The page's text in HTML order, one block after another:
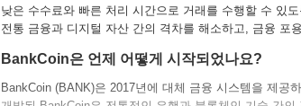
낮은 수수료와 빠른 처리 시간으로 거래를 수행할 수 있
전통 금융과 디지털 자산 간의 격차를 해소하고, 금융 포
BankCoin은 언제 어떻게 시작되었나요?
BankCoin (BANK)은 2017년에 대체 금융 시스템을 제공